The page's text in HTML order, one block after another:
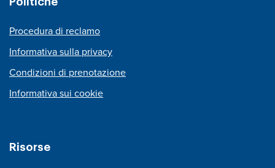
Procedura di reclamo
Informativa sulla privacy
Condizioni di prenotazione
Informativa sui cookie
Risorse